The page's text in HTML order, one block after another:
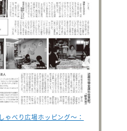
ゃべり広場ホッピング～：